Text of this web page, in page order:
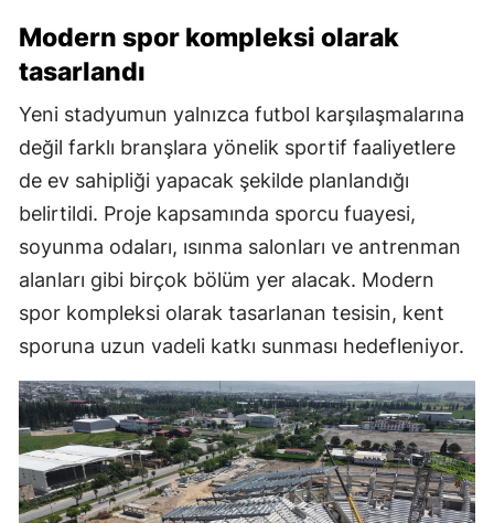
Modern spor kompleksi olarak
tasarlandı
Yeni stadyumun yalnızca futbol karşılaşmalarına
değil farklı branşlara yönelik sportif faaliyetlere
de ev sahipliği yapacak şekilde planlandığı
belirtildi. Proje kapsamında sporcu fuayesi,
soyunma odaları, ısınma salonları ve antrenman
alanları gibi birçok bölüm yer alacak. Modern
spor kompleksi olarak tasarlanan tesisin, kent
sporuna uzun vadeli katkı sunması hedefleniyor.